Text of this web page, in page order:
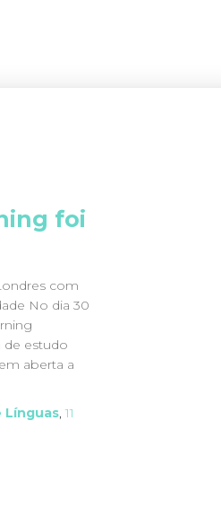
foi
com
No dia 30
de estudo
aberta a
Línguas,11